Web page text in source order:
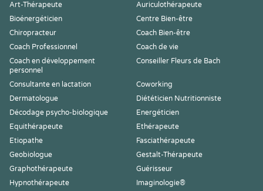
Art-Thérapeute
Auriculothérapeute
Bioénergéticien
Centre Bien-être
Chiropracteur
Coach Bien-être
Coach Professionnel
Coach de vie
Coach en développement
personnel
Conseiller Fleurs de Bach
Consultante en lactation
Coworking
Dermatologue
Diététicien Nutritionniste
Décodage psycho-biologique
Energéticien
Equithérapeute
Ethérapeute
Etiopathe
Fasciathérapeute
Geobiologue
Gestalt-Thérapeute
Graphothérapeute
Guérisseur
Hypnothérapeute
Imaginologie®